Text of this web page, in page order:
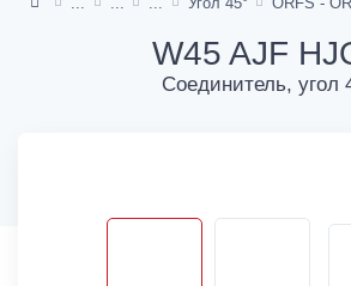
W45 AJF
Соединитель, угол